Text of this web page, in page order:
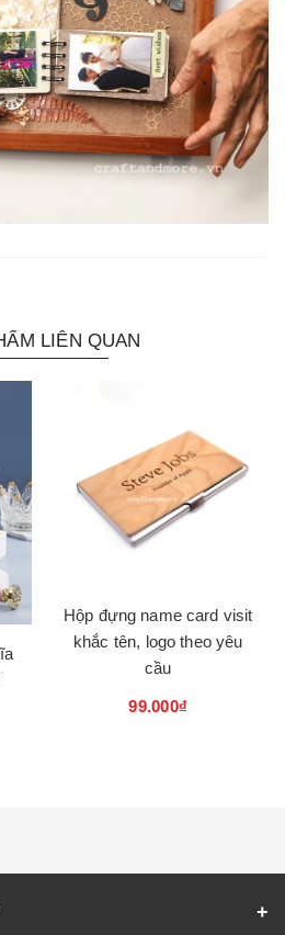
LIÊN QUAN
Hộp đựng name card visit
khắc tên, logo theo yêu
cầu
99.000₫